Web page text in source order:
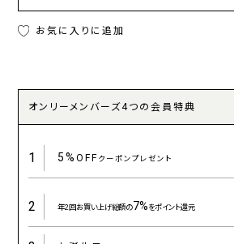
お気に入りに追加
オンリーメンバーズ4つの会員特典
1 5%OFFクーポンプレゼント
2 年2回お買い上げ総額の7%をポイント還元